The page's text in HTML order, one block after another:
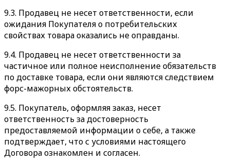
9.3. Продавец не несет ответственности, если
ожидания Покупателя о потребительских
свойствах товара оказались не оправданы.
9.4. Продавец не несет ответственности за
частичное или полное неисполнение обязательств
по доставке товара, если они являются следствием
форс-мажорных обстоятельств.
9.5. Покупатель, оформляя заказ, несет
ответственность за достоверность
предоставляемой информации о себе, а также
подтверждает, что с условиями настоящего
Договора ознакомлен и согласен.